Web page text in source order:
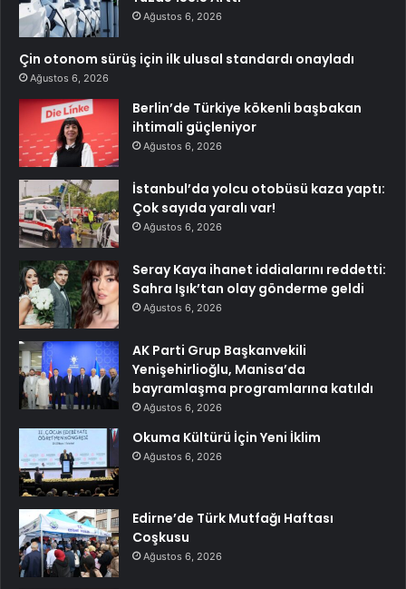
Ağustos 6, 2026
Çin otonom sürüş için ilk ulusal standardı onayladı
Ağustos 6, 2026
Berlin’de Türkiye kökenli başbakan
ihtimali güçleniyor
Ağustos 6, 2026
İstanbul’da yolcu otobüsü kaza yaptı:
Çok sayıda yaralı var!
Ağustos 6, 2026
Seray Kaya ihanet iddialarını reddetti:
Sahra Işık’tan olay gönderme geldi
Ağustos 6, 2026
AK Parti Grup Başkanvekili
Yenişehirlioğlu, Manisa’da
bayramlaşma programlarına katıldı
Ağustos 6, 2026
Okuma Kültürü İçin Yeni İklim
Ağustos 6, 2026
Edirne’de Türk Mutfağı Haftası
Coşkusu
Ağustos 6, 2026